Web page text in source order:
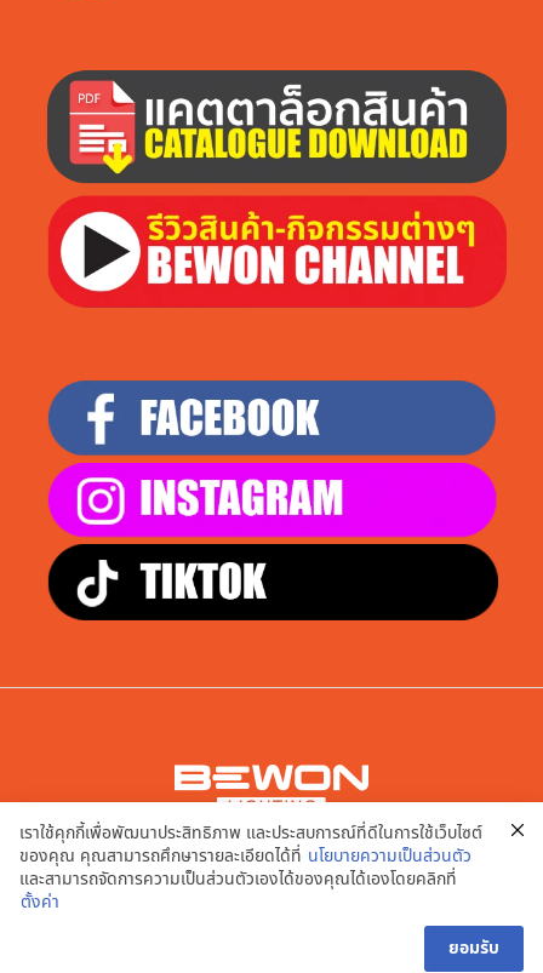
บริษัท เอพี สมาร์ท จำกัด
9/20,21,22,23,24 หมู่ที่ 2 ต.บางคูเวียง อ.บางกรวย จ.นนทบุรี
11130
เราใช้คุกกี้เพื่อพัฒนาประสิทธิภาพ และประสบการณ์ที่ดีในการใช้เว็บไซต์
ของคุณ คุณสามารถศึกษารายละเอียดได้ที่ นโยบายความเป็นส่วนตัว
และสามารถจัดการความเป็นส่วนตัวเองได้ของคุณได้เองโดยคลิกที่
ตั้งค่า
ยอมรับ